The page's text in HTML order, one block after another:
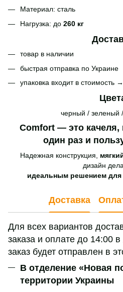
Материал: сталь
Нагрузка: до 260 кг
товар в наличии
быстрая отправка по Украине
упаковка входит в стоимость →
черный / зеленый
Comfort — это качеля,
один раз и
Надежная конструкция,
дизайн
идеальным решением для
Доставка
Для всех вариантов
заказа и оплате до 14:00
заказ будет отправлен в
В отделение «Новая
территории Украины